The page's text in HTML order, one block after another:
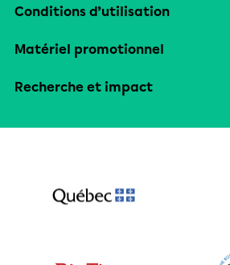
Conditions d’utilisation
Matériel promotionnel
Recherche et impact